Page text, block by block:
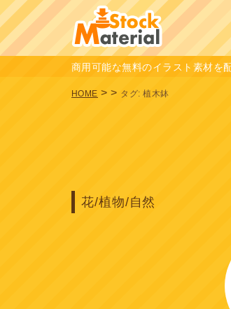
商用可能な無料のイラスト素材を
HOME >> タグ:植木鉢
花/植物/自然